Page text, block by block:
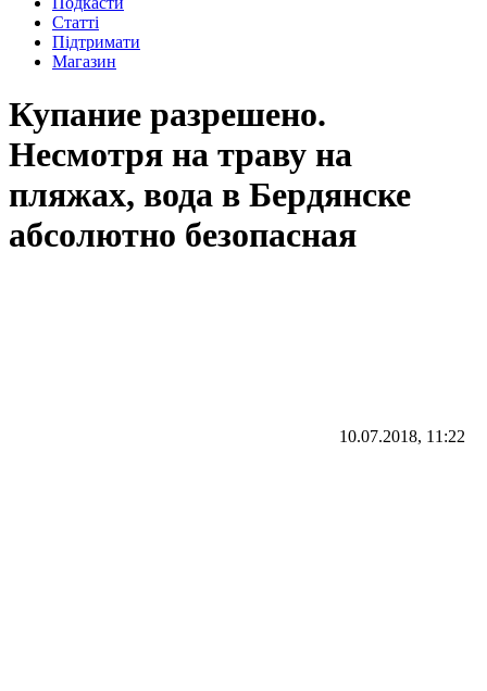
Статті
Підтримати
Магазин
Купание разрешено.
Несмотря на траву на
пляжах, вода в Бердянске
абсолютно безопасная
10.07.2018, 11:22